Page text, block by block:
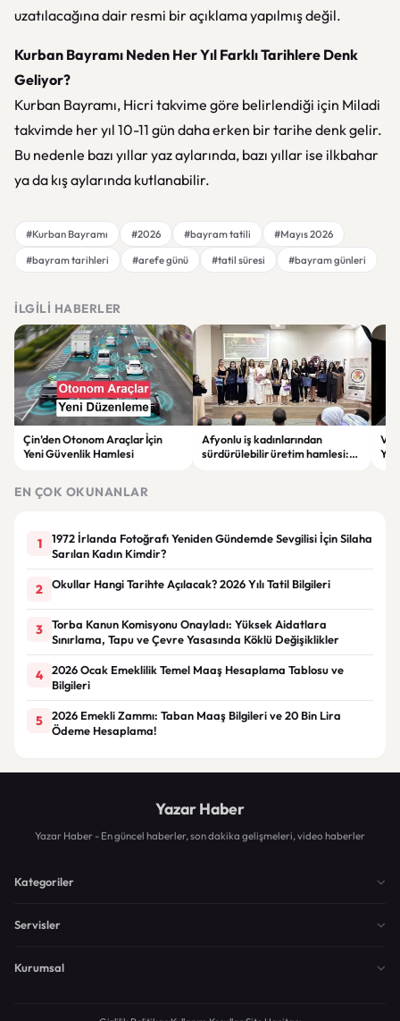
uzatılacağına dair resmi bir açıklama yapılmış değil.
Kurban Bayramı Neden Her Yıl Farklı Tarihlere Denk
Geliyor?
Kurban Bayramı, Hicri takvime göre belirlendiği için Miladi
takvimde her yıl 10-11 gün daha erken bir tarihe denk gelir.
Bu nedenle bazı yıllar yaz aylarında, bazı yıllar ise ilkbahar
ya da kış aylarında kutlanabilir.
#Kurban Bayramı #2026 #bayram tatili
#Mayıs 2026
#bayram tarihleri
#arefe günü #tatil süresi #bayram günleri
İLGILI HABERLER
Çin’den Otonom Araçlar İçin
Yeni Güvenlik Hamlesi
Afyonlu iş kadınlarından
sürdürülebilir üretim hamlesi:
EN ÇOK OKUNANLAR
1
1972 İrlanda Fotoğrafı Yeniden Gündemde Sevgilisi İçin Silaha
Sarılan Kadın Kimdir?
2 Okullar Hangi Tarihte Açılacak? 2026 Yılı Tatil Bilgileri
3
Torba Kanun Komisyonu Onayladı: Yüksek Aidatlara
Sınırlama, Tapu ve Çevre Yasasında Köklü Değişiklikler
4
2026 Ocak Emeklilik Temel Maaş Hesaplama Tablosu ve
Bilgileri
5
2026 Emekli Zammı: Taban Maaş Bilgileri ve 20 Bin Lira
Ödeme Hesaplama!
Yazar Haber
Yazar Haber - En güncel haberler, son dakika gelişmeleri, video haberler
Kategoriler
Servisler
Kurumsal